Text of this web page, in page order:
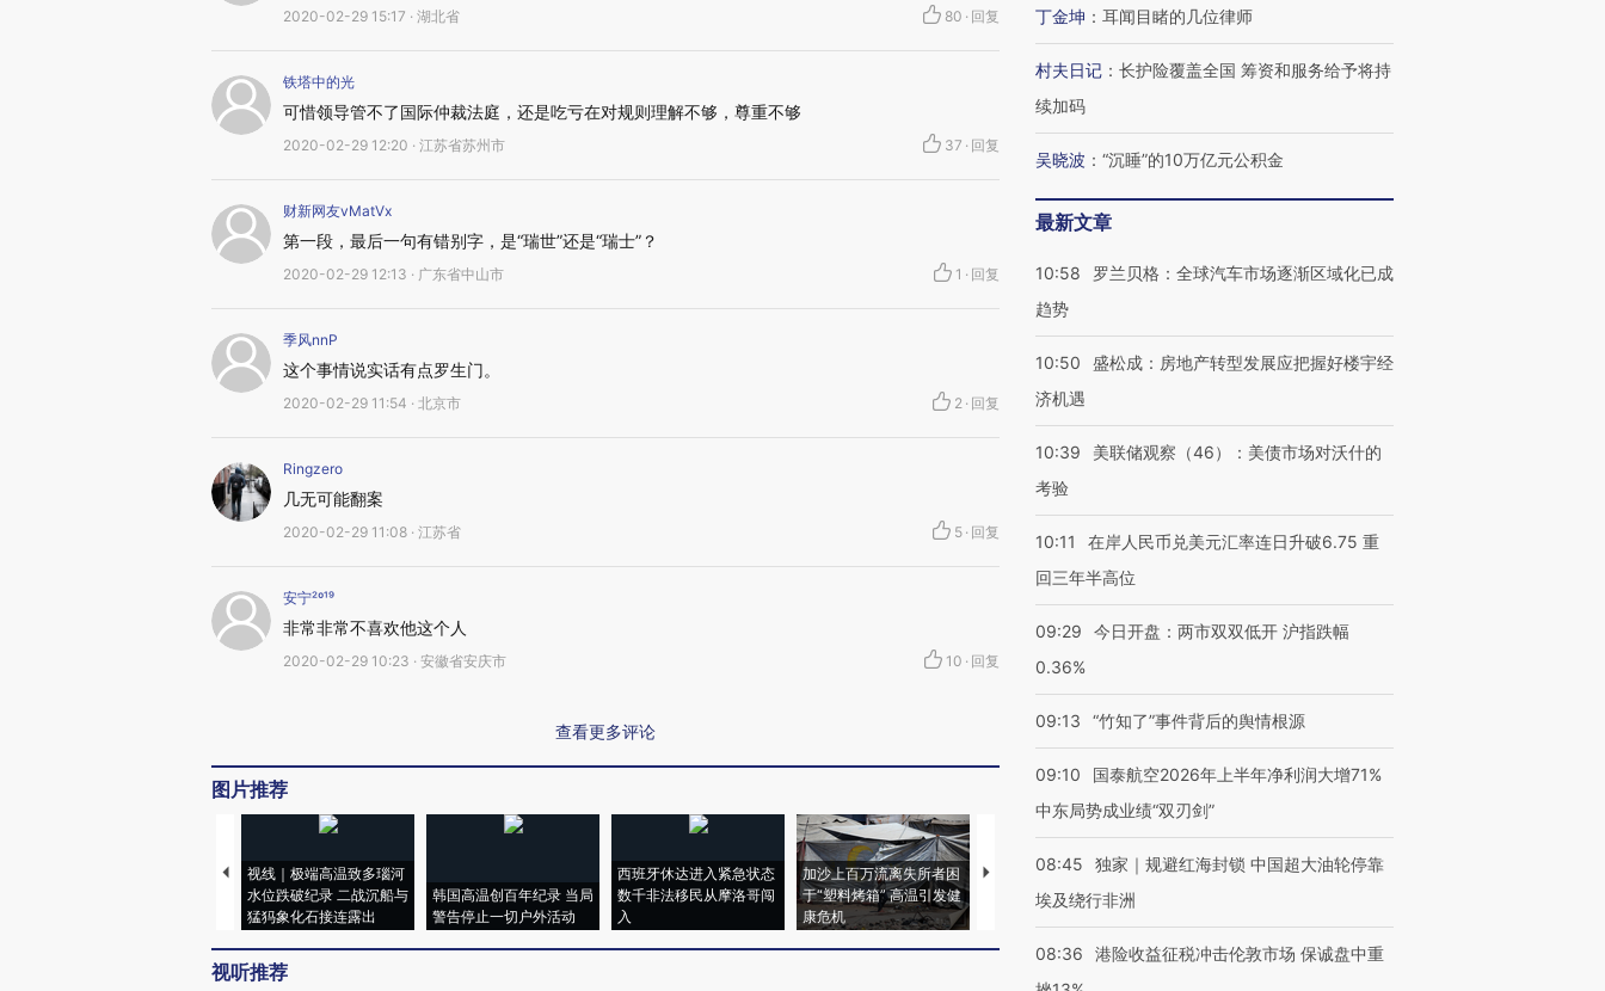
2020-02-29 15:17 · 湖北省 80 · 回复
铁塔中的光
可惜领导管不了国际仲裁法庭，还是吃亏在对规则理解不够，尊重不够
2020-02-29 12:20 · 江苏省苏州市 37 · 回复
财新网友vMatVx
第一段，最后一句有错别字，是“瑞世”还是“瑞士”？
2020-02-29 12:13 · 广东省中山市 1 · 回复
季风nnP
这个事情说实话有点罗生门。
2020-02-29 11:54 · 北京市 2 · 回复
Ringzero
几无可能翻案
2020-02-29 11:08 · 江苏省 5 · 回复
安宁²º¹⁹
非常非常不喜欢他这个人
2020-02-29 10:23 · 安徽省安庆市 10 · 回复
查看更多评论
图片推荐
视线｜极端高温致多瑙河
水位跌破纪录 二战沉船与
猛犸象化石接连露出
韩国高温创百年纪录 当局
警告停止一切户外活动
西班牙休达进入紧急状态
数千非法移民从摩洛哥闯
入
加沙上百万流离失所者困
于“塑料烤箱” 高温引发健
康危机
马航飞行员跨国走私7万
粒摇头丸 尿检体内含3种
视听推荐
丁金坤 ： 耳闻目睹的几位律师
村夫日记 ： 长护险覆盖全国 筹资和服务给予将持
续加码
吴晓波 ： “沉睡”的10万亿元公积金
最新文章
10:58
罗兰贝格：全球汽车市场逐渐区域化已成
趋势
10:50
盛松成：房地产转型发展应把握好楼宇经
济机遇
10:39
美联储观察（46）：美债市场对沃什的
考验
10:11
在岸人民币兑美元汇率连日升破6.75 重
回三年半高位
09:29
今日开盘：两市双双低开 沪指跌幅
0.36%
09:13 “竹知了”事件背后的舆情根源
09:10
国泰航空2026年上半年净利润大增71%
中东局势成业绩“双刃剑”
08:45
独家｜规避红海封锁 中国超大油轮停靠
埃及绕行非洲
08:36
港险收益征税冲击伦敦市场 保诚盘中重